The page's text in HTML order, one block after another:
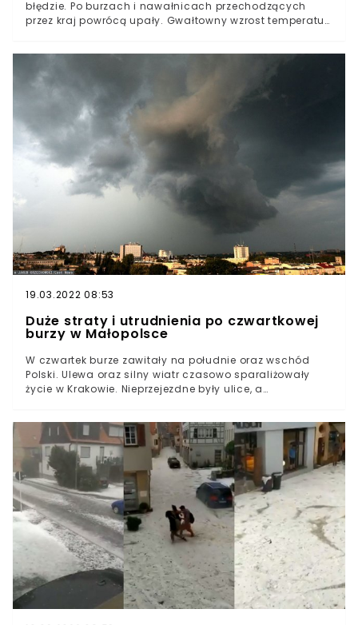
błędzie. Po burzach i nawałnicach przechodzących
przez kraj powrócą upały. Gwałtowny wzrost temperatur
pogoda przejawiała swoje bardziej żywiołowe oblicze.
Burze przechodzące nad krajem były bardzo gwałtowne
i zaowocowały wieloma stratami.Informowaliśmy o
nawałnicy w Poznaniu, czy zalaniu parkingu centrum
handlowego w Toruniu. Burze nie ominęły również
południa i centrum kraju. Niebezpiecznie było w
Krakowie oraz w Warszawie, gdzie zalaniu uległa jedna
z głównych ulic stolicy. Jak będzie wyglądał lipiec?
Okazuje się, że upały powrócą, jednak wszystko
wskazuje na to, że ekstremalnie wysokie temperatury nie
19.03.2022 08:53
Duże straty i utrudnienia po czwartkowej
burzy w Małopolsce
W czwartek burze zawitały na południe oraz wschód
Polski. Ulewa oraz silny wiatr czasowo sparaliżowały
życie w Krakowie. Nieprzejezdne były ulice, a
pożarna przez całą dobę usuwała skutki burzy, która
przeszła nad Krakowem i całą Małopolską. Komenda
Wojewódzka PSP w Krakowie podała, że tylko do godziny
20:00 w stolicy województwa interweniowano 126 razy.W
piątek rano działania rozpoczęły się w Krakowie na
nowo. Dziennikarz Radia Kraków, Kamil Wszołek,
przekazał, że OSP Kraków Bieżanów wypompowało wodę
z parkingu podziemnego na Kurdwanowie.#Kraków po
burzy: Strażacy wciąż usuwają powalone drzewa i
wypompowują wodę z zalanych posesji. Na zdjęciu
zalany garaż podziemny na krakowskim Kurdwanowie.
Fot. OSP Kraków-Bieżanów pic.twitter.com/RJKEsQPvWV
— Kamil Wszołek (@Kamil_Wszolek) June 25, 2021